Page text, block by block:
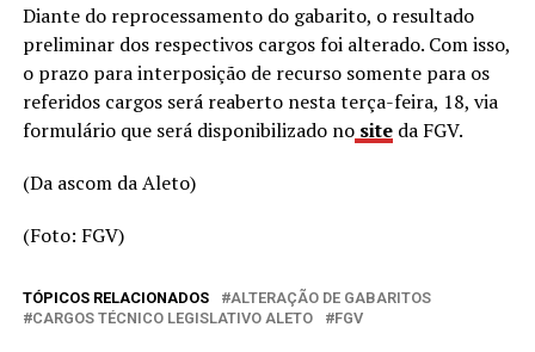
Diante do reprocessamento do gabarito, o resultado
preliminar dos respectivos cargos foi alterado. Com isso,
o prazo para interposição de recurso somente para os
referidos cargos será reaberto nesta terça-feira, 18, via
formulário que será disponibilizado no site da FGV.
(Da ascom da Aleto)
(Foto: FGV)
TÓPICOS RELACIONADOS
ALTERAÇÃO DE GABARITOS
CARGOS TÉCNICO LEGISLATIVO ALETO
FGV